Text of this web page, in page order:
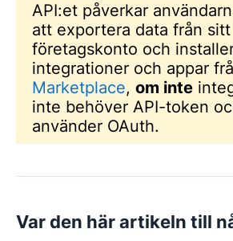
API:et påverkar
att exportera data från
företagskonto och
integrationer och appar
Marketplace, om inte
inte behöver API-token
använder OAuth.
Var den här artikeln till